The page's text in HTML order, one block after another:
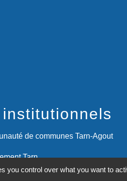
de communes Tarn-Agout
Tarn
you control over what you want to